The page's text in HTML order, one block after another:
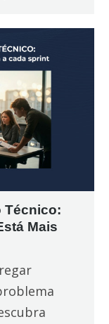
Técnico:
Mais